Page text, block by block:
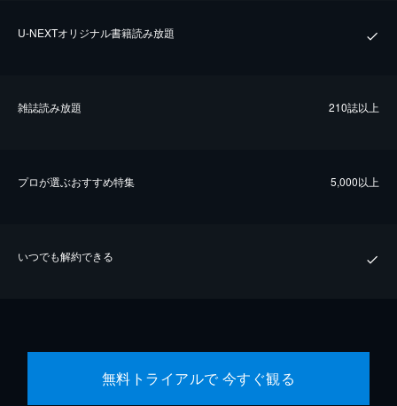
U-NEXTオリジナル書籍読み放題
雑誌読み放題 210誌以上
プロが選ぶおすすめ特集 5,000以上
いつでも解約できる
無料トライアルで 今すぐ観る